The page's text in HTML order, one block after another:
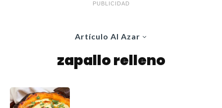
PUBLICIDAD
Artículo Al Azar
zapallo relleno